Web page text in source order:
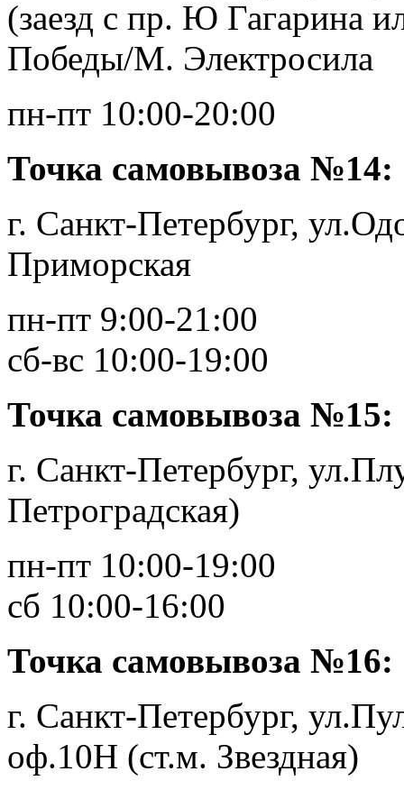
(заезд с пр. Ю Гагарина
Победы/М. Электросила
пн-пт 10:00-20:00
Точка самовывоза №14:
г. Санкт-Петербург,
Приморская
пн-пт 9:00-21:00
сб-вс 10:00-19:00
Точка самовывоза №15:
г. Санкт-Петербург,
Петроградская)
пн-пт 10:00-19:00
сб 10:00-16:00
Точка самовывоза №16:
г. Санкт-Петербург,
оф.10Н (ст.м. Звездная)